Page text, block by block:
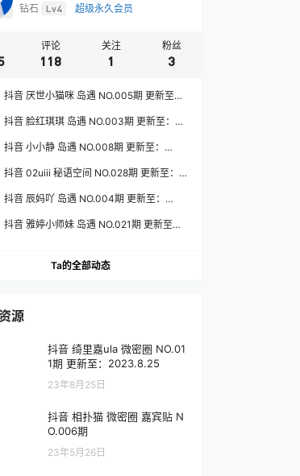
钻石 Lv4 超级永久会员
评论
118
关注
1
粉丝
3
抖音 厌世小猫咪 岛遇 NO.005期 更新至：
抖音 脸红琪琪 岛遇 NO.003期 更新至：
抖音 小小静 岛遇 NO.008期 更新至：
抖音 02uiii 秘语空间 NO.028期 更新至：
抖音 辰妈吖 岛遇 NO.004期 更新至：
抖音 雅婷小师妹 岛遇 NO.021期 更新至：
Ta的全部动态
源
抖音 绮里嘉ula 微密圈 NO.01
1期 更新至：2023.8.25
23年8月25日
抖音 相扑猫 微密圈 嘉宾贴 N
O.006期
23年5月26日